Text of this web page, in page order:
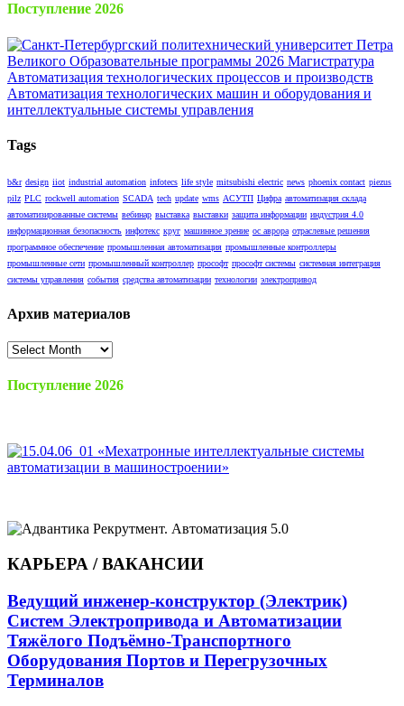
Поступление 2026
Tags
b&r design iiot industrial automation infotecs life style mitsubishi electric news phoenix contact piezus
pilz PLC rockwell automation SCADA tech update wms АСУТП Цифра автоматизация склада
автоматизированные системы вебинар выставка выставки защита информации индустрия 4.0
информационная безопасность инфотекс круг машинное зрение ос аврора отраслевые решения
программное обеспечение промышленная автоматизация промышленные контроллеры
промышленные сети промышленный контроллер прософт прософт системы системная интеграция
системы управления события средства автоматизации технологии электропривод
Архив материалов
Архив
Поступление 2026
КАРЬЕРА / ВАКАНСИИ
Ведущий инженер-конструктор (Электрик)
Систем Электропривода и Автоматизации
Тяжёлого Подъёмно-Транспортного
Оборудования Портов и Перегрузочных
Терминалов